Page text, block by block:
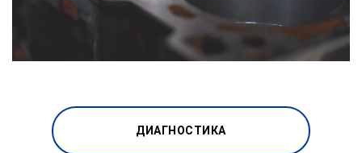
ДИАГНОСТИКА